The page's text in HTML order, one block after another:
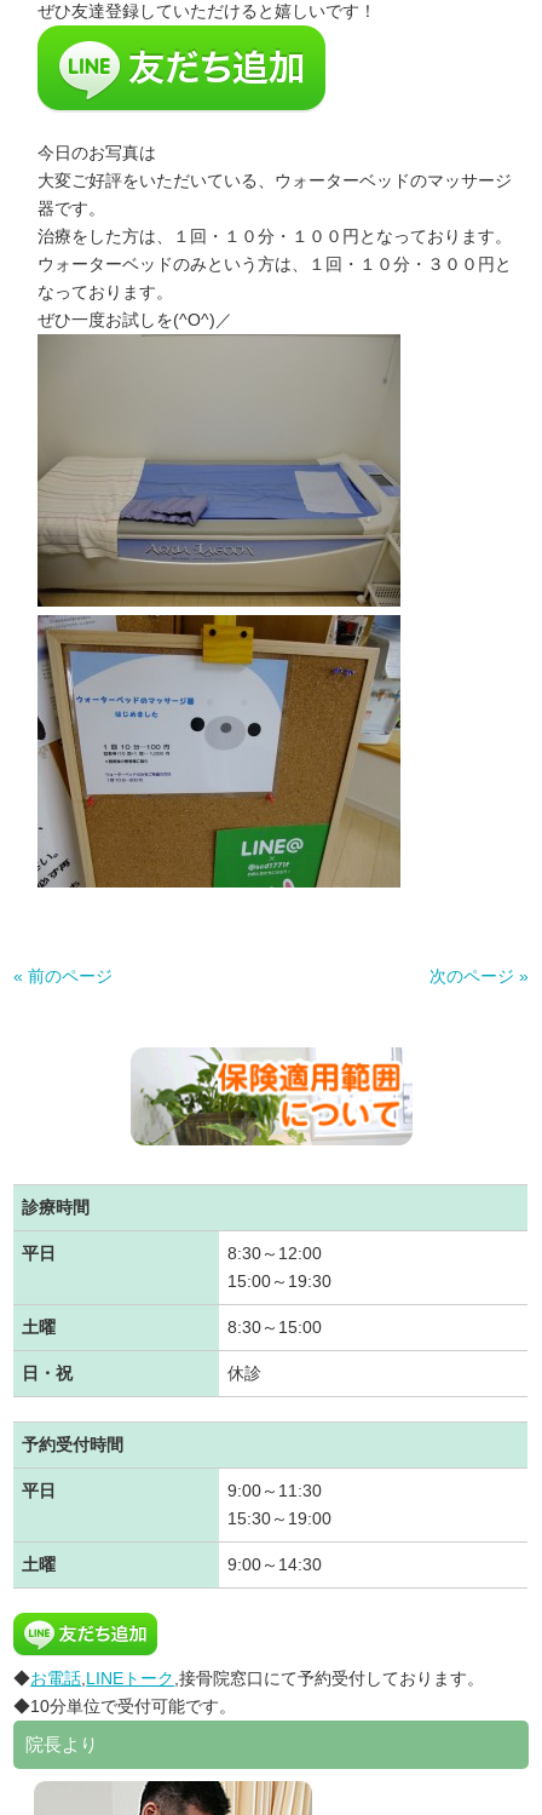
ぜひ友達登録していただけると嬉しいです！
今日のお写真は
大変ご好評をいただいている、ウォーターベッドのマッサージ
器です。
治療をした方は、１回・１０分・１００円となっております。
ウォーターベッドのみという方は、１回・１０分・３００円と
なっております。
ぜひ一度お試しを(^O^)／
« 前のページ 次のページ »
診療時間
平日
8:30～12:00
15:00～19:30
土曜 8:30～15:00
日・祝 休診
予約受付時間
平日
9:00～11:30
15:30～19:00
土曜 9:00～14:30
◆お電話 LINEトーク ,接骨院窓口にて予約受付しております。
◆10分単位で受付可能です。
院長より